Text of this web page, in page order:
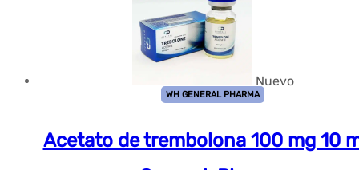
Nuevo
WH GENERAL PHARMA
Acetato de trembolona 100 mg 10